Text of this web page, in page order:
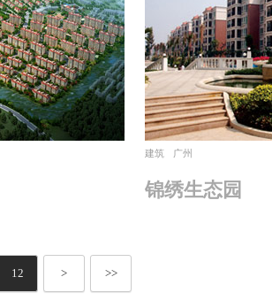
建筑 广州
锦绣生态园
12 > >>